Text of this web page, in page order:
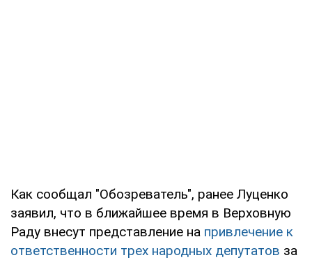
Как сообщал "Обозреватель", ранее Луценко
заявил, что в ближайшее время в Верховную
Раду внесут представление на привлечение к
ответственности трех народных депутатов за